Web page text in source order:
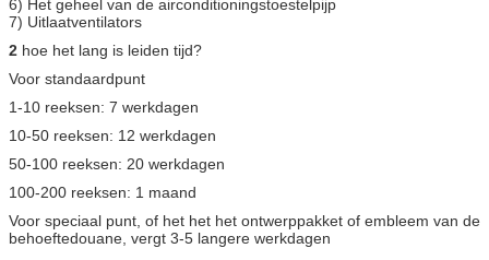
6) Het geheel van de airconditioningstoestelpijp
7) Uitlaatventilators
2 hoe het lang is leiden tijd?
Voor standaardpunt
1-10 reeksen: 7 werkdagen
10-50 reeksen: 12 werkdagen
50-100 reeksen: 20 werkdagen
100-200 reeksen: 1 maand
Voor speciaal punt, of het het het ontwerppakket of embleem van de
behoeftedouane, vergt 3-5 langere werkdagen